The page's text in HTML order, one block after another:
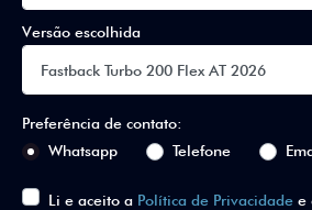
Versão escolhida
Preferência de contato:
Whatsapp
Telefone
Li e aceito a Política de Privacidade e